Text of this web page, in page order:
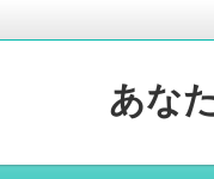
あな